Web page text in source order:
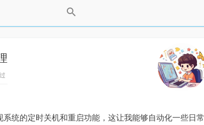
统的定时关机和重启功能，这让我能够自动化一些日常